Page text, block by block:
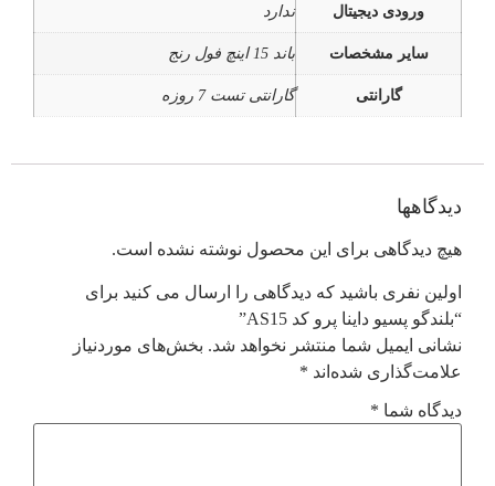
ورودی دیجیتال ندارد
سایر مشخصات باند 15 اینچ فول رنج
گارانتی گارانتی تست 7 روزه
دیدگاهها
هیچ دیدگاهی برای این محصول نوشته نشده است.
اولین نفری باشید که دیدگاهی را ارسال می کنید برای
“بلندگو پسیو داینا پرو کد AS15”
نشانی ایمیل شما منتشر نخواهد شد. بخش‌های موردنیاز
علامت‌گذاری شده‌اند *
دیدگاه شما *